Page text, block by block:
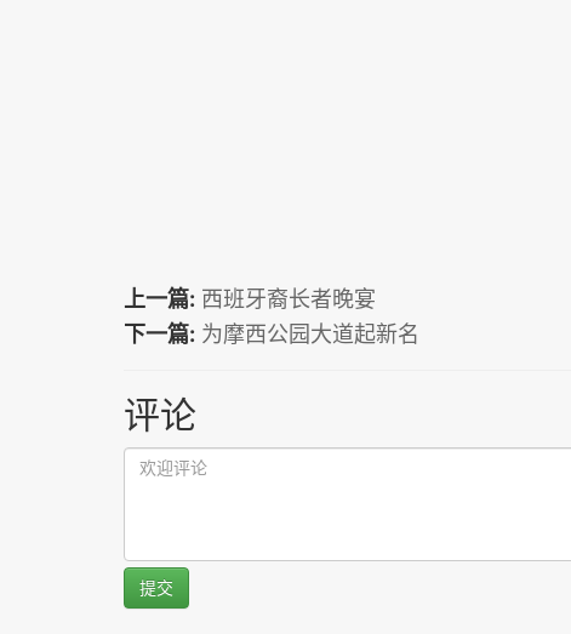
上一篇: 西班牙裔长者晚宴
下一篇: 为摩西公园大道起新名
评论
提交